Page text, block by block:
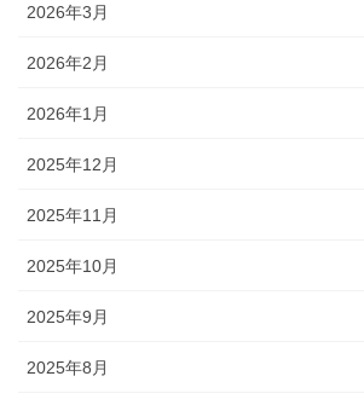
2026年3月
2026年2月
2026年1月
2025年12月
2025年11月
2025年10月
2025年9月
2025年8月